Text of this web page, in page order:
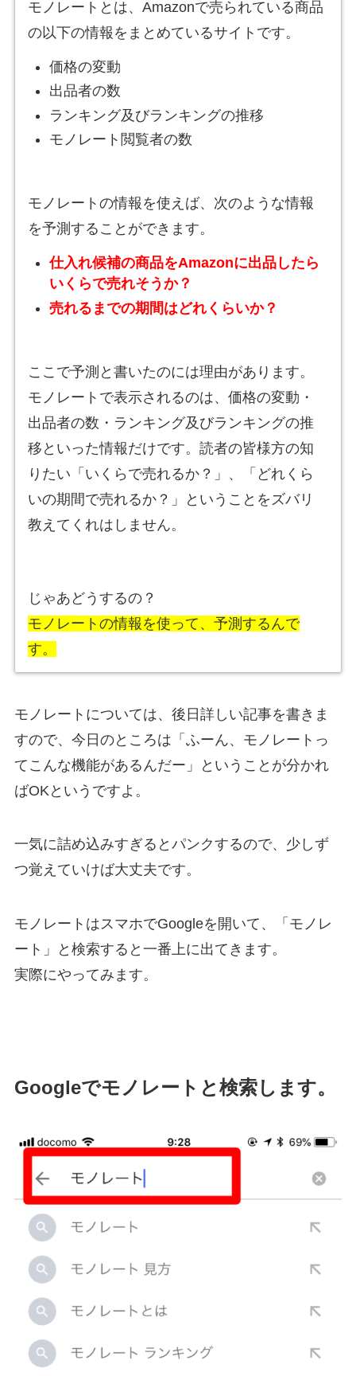
モノレートとは、Amazonで売られている商品
の以下の情報をまとめているサイトです。
価格の変動
出品者の数
ランキング及びランキングの推移
モノレート閲覧者の数
モノレートの情報を使えば、次のような情報
を予測することができます。
仕入れ候補の商品をAmazonに出品したら
いくらで売れそうか？
売れるまでの期間はどれくらいか？
ここで予測と書いたのには理由があります。
モノレートで表示されるのは、価格の変動・
出品者の数・ランキング及びランキングの推
移といった情報だけです。読者の皆様方の知
りたい「いくらで売れるか？」、「どれくら
いの期間で売れるか？」ということをズバリ
教えてくれはしません。
じゃあどうするの？
モノレートの情報を使って、予測するんで
す。
モノレートについては、後日詳しい記事を書きま
すので、今日のところは「ふーん、モノレートっ
てこんな機能があるんだー」ということが分かれ
ばOKというですよ。
一気に詰め込みすぎるとパンクするので、少しず
つ覚えていけば大丈夫です。
モノレートはスマホでGoogleを開いて、「モノレ
ート」と検索すると一番上に出てきます。
実際にやってみます。
Googleでモノレートと検索します。